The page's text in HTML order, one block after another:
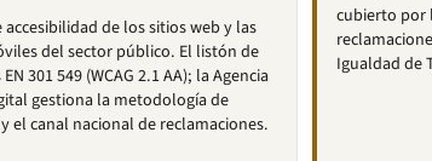
accesibilidad de los sitios web y las
del sector público. El listón de
301 549 (WCAG 2.1 AA); la Agencia
gestiona la metodología de
el canal nacional de reclamaciones.
cubierto por
Igualdad de